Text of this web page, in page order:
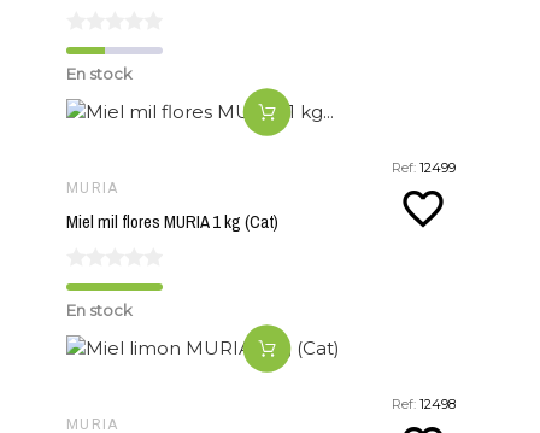
En stock
Ref:12499
MURIA
Miel mil flores MURIA 1 kg (Cat)
En stock
Ref:12498
MURIA
favorite_border